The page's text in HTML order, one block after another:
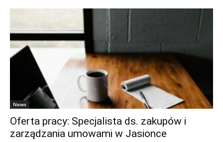
News
Oferta pracy: Specjalista ds. zakupów i
zarządzania umowami w Jasionce